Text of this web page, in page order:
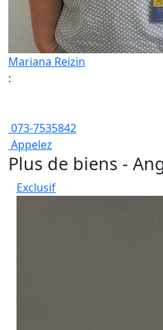
Mariana Reizin
:
073-7535842
Appelez
Plus de biens -
Exclusif